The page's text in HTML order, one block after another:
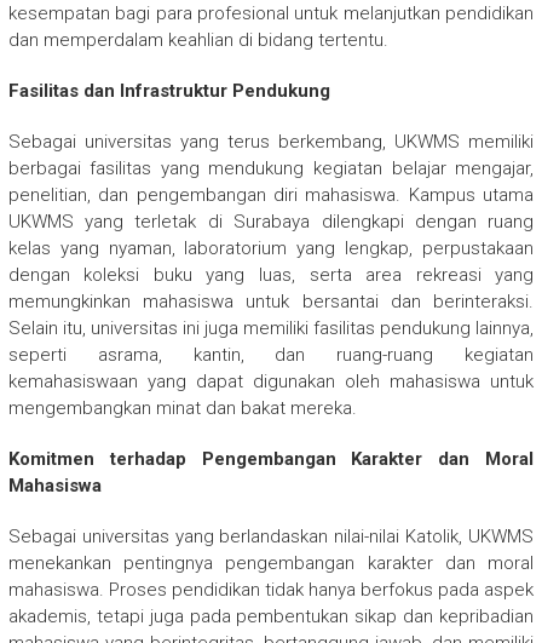
kesempatan bagi para profesional untuk melanjutkan pendidikan
dan memperdalam keahlian di bidang tertentu.
Fasilitas dan Infrastruktur Pendukung
Sebagai universitas yang terus berkembang, UKWMS memiliki
berbagai fasilitas yang mendukung kegiatan belajar mengajar,
penelitian, dan pengembangan diri mahasiswa. Kampus utama
UKWMS yang terletak di Surabaya dilengkapi dengan ruang
kelas yang nyaman, laboratorium yang lengkap, perpustakaan
dengan koleksi buku yang luas, serta area rekreasi yang
memungkinkan mahasiswa untuk bersantai dan berinteraksi.
Selain itu, universitas ini juga memiliki fasilitas pendukung lainnya,
seperti asrama, kantin, dan ruang-ruang kegiatan
kemahasiswaan yang dapat digunakan oleh mahasiswa untuk
mengembangkan minat dan bakat mereka.
Komitmen terhadap Pengembangan Karakter dan Moral
Mahasiswa
Sebagai universitas yang berlandaskan nilai-nilai Katolik, UKWMS
menekankan pentingnya pengembangan karakter dan moral
mahasiswa. Proses pendidikan tidak hanya berfokus pada aspek
akademis, tetapi juga pada pembentukan sikap dan kepribadian